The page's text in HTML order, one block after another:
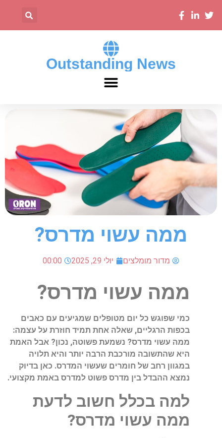
Outstanding News
ממה עשוי מדרס?
מדור מומלצים יולי 29, 2025 00:00
ממה עשוי מדרס?
כמי שפוגש כל יום מטופלים שמגיעים עם כאבים
בכפות הרגליים, שאלה אחת תמיד חוזרת על עצמה:
ממה עשוי מדרס? נשמעת פשוטה, נכון? אבל האמת
היא שהתשובה מורכבת הרבה יותר והיא תלויה
במגוון רחב של חומרים שעשוי המדרס. כאן בדיוק
נמצא ההבדל בין מדרס פשוט למדרס באמת מקצועי.
למה בכלל חשוב לדעת
ממה עשוי מדרס?